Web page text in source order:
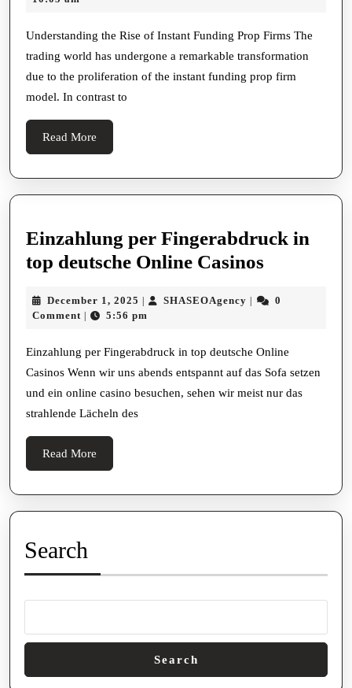
Traders
Succeed
in
Firm
Understanding the Rise of Instant Funding Prop Firms The
trading world has undergone a remarkable transformation
due to the proliferation of the instant funding prop firm
model. In contrast to
Read More
More
Einzahlung per Fingerabdruck in
top deutsche Online Casinos
top
deutsche
Online
December 1, 2025 December
1,
| SHASEOAgency SHASEOAgency
|
0
Comment | 5:56 pm
Einzahlung per Fingerabdruck in top deutsche Online
Casinos Wenn wir uns abends entspannt auf das Sofa setzen
und ein online casino besuchen, sehen wir meist nur das
strahlende Lächeln des
Read More
More
Search
Search